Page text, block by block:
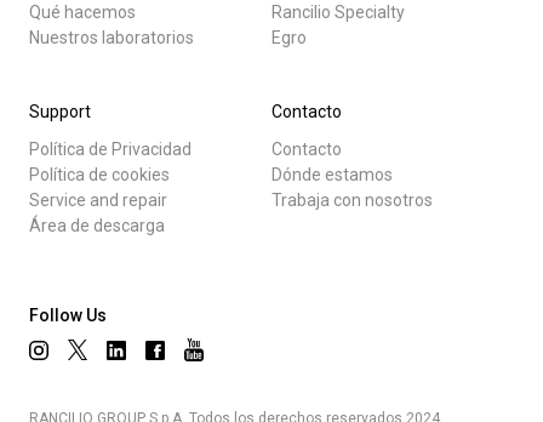
Qué hacemos
Nuestros laboratorios
Rancilio Specialty
Egro
Support
Política de Privacidad
Política de cookies
Service and repair
Área de descarga
Contacto
Contacto
Dónde estamos
Trabaja con nosotros
Follow Us
RANCILIO GROUP S.p.A. Todos los derechos reservados 2024.